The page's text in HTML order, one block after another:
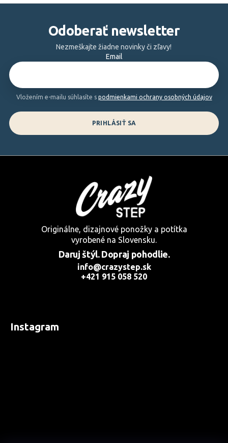
d
a
c
p
r
v
k
y
ý
s
u
Odoberať newsletter
Nezmeškajte žiadne novinky či zľavy!
Email
Vložením e-mailu súhlasíte s podmienkami ochrany osobných údajov
PRIHLÁSIŤ SA
Originálne, dizajnové ponožky a potítka
vyrobené na Slovensku.
Daruj štýl. Dopraj pohodlie.
info@crazystep.sk
+421 915 058 520
Instagram